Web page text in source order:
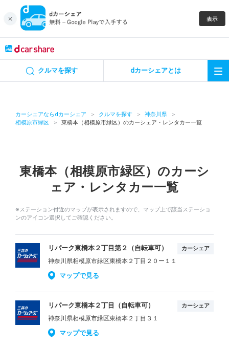
クルマを探す dカーシェアとは
カーシェアならdカーシェア クルマを探す
神奈川県
相模原市緑区
東橋本（相模原市緑区）のカーシェア・レンタカー一覧
東橋本（相模原市緑区）のカーシ
ェア・レンタカー一覧
※ステーション付近のマップが表示されますので、マップ上で該当ステーショ
ンのアイコン選択してご確認ください。
リパーク東橋本２丁目第２（自転車可） カーシェア
神奈川県相模原市緑区東橋本２丁目２０ー１１
マップで見る
リパーク東橋本２丁目（自転車可） カーシェア
神奈川県相模原市緑区東橋本２丁目３１
マップで見る
カーシェア
特集
アプリの使い方